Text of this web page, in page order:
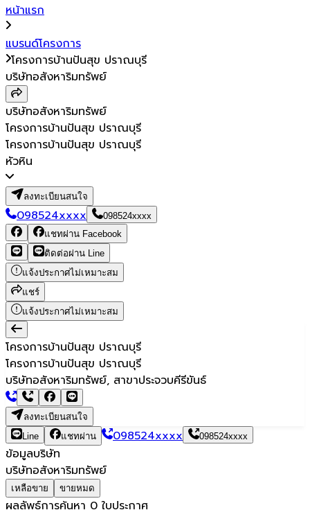
หน้าแรก
แบรนด์โครงการ
โครงการบ้านปันสุข ปราณบุรี
บริษัทอสังหาริมทรัพย์
บริษัทอสังหาริมทรัพย์
โครงการบ้านปันสุข ปราณบุรี
โครงการบ้านปันสุข ปราณบุรี
หัวหิน
ลงทะเบียนสนใจ
098524xxxx
098524xxxx
แชทผ่าน Facebook
ติดต่อผ่าน Line
แจ้งประกาศไม่เหมาะสม
แชร์
แจ้งประกาศไม่เหมาะสม
โครงการบ้านปันสุข ปราณบุรี
โครงการบ้านปันสุข ปราณบุรี
บริษัทอสังหาริมทรัพย์, สาขาประจวบคีรีขันธ์
ลงทะเบียนสนใจ
Line
แชทผ่าน 098524xxxx 098524xxxx
ข้อมูลบริษัท
บริษัทอสังหาริมทรัพย์
เหลือขาย ขายหมด
ผลลัพธ์การค้นหา 0 ใบประกาศ